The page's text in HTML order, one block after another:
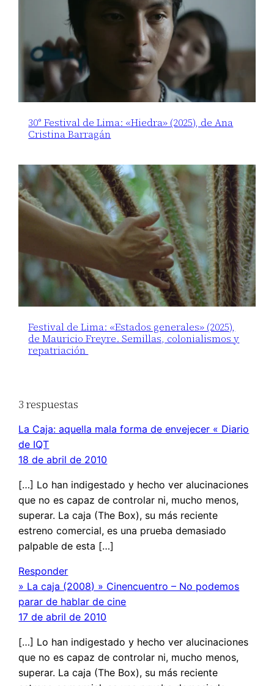
30° Festival de Lima: «Hiedra» (2025), de Ana
Cristina Barragán
Festival de Lima: «Estados generales» (2025),
de Mauricio Freyre. Semillas, colonialismos y
repatriación
3 respuestas
La Caja: aquella mala forma de envejecer « Diario
de IQT
18 de abril de 2010
[…] Lo han indigestado y hecho ver alucinaciones
que no es capaz de controlar ni, mucho menos,
superar. La caja (The Box), su más reciente
estreno comercial, es una prueba demasiado
palpable de esta […]
Responder
» La caja (2008) » Cinencuentro – No podemos
parar de hablar de cine
17 de abril de 2010
[…] Lo han indigestado y hecho ver alucinaciones
que no es capaz de controlar ni, mucho menos,
superar. La caja (The Box), su más reciente